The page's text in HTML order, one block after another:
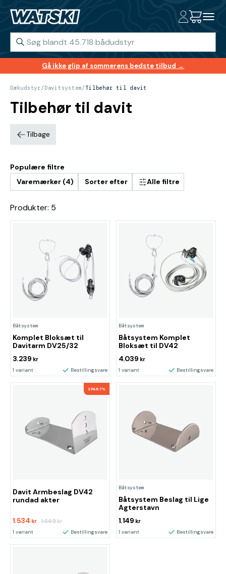
Gå ikke glip af sommerens bedste tilbud →
Dækudstyr/Davitsystem/Tilbehør til davit
Tilbehør til davit
Tilbage
Populære filtre
Varemærker (4)
Sorter efter Alle filtre
Produkter: 5
Båtsystem
Komplet Bloksæt til
Davitarm DV25/32
3.239 kr
1 variant Bestillingsvare
Båtsystem
Båtsystem Komplet
Bloksæt til DV42
4.039 kr
1 variant Bestillingsvare
SPAR 7%
Davit Armbeslag DV42
rundad akter
1.534 kr 1.649kr
1 variant Bestillingsvare
Båtsystem
Båtsystem Beslag til Lige
Agterstavn
1.149 kr
1 variant Bestillingsvare